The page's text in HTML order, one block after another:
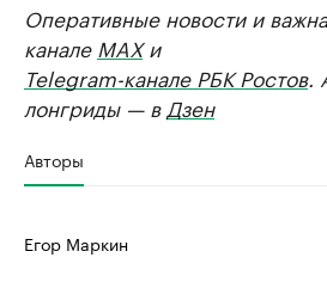
Оперативные новости и
канале MAXи
Telegram-канале РБК Ростов.
лонгриды — в Дзен
Авторы
Егор Маркин